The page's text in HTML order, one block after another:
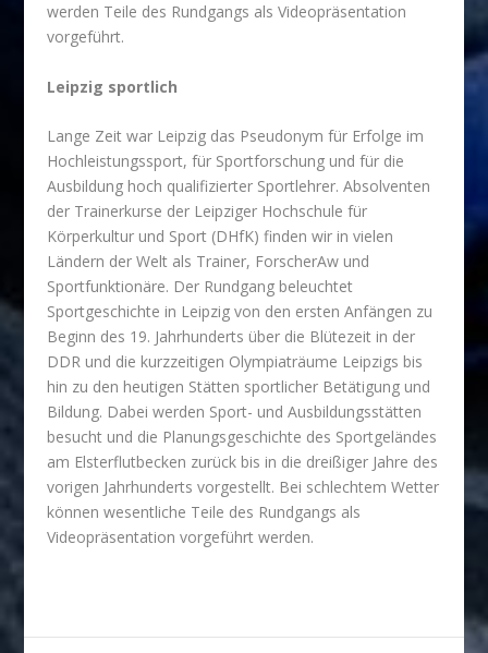
werden Teile des Rundgangs als Videopräsentation
vorgeführt.
Leipzig sportlich
Lange Zeit war Leipzig das Pseudonym für Erfolge im
Hochleistungssport, für Sportforschung und für die
Ausbildung hoch qualifizierter Sportlehrer. Absolventen
der Trainerkurse der Leipziger Hochschule für
Körperkultur und Sport (DHfK) finden wir in vielen
Ländern der Welt als Trainer, ForscherAw und
Sportfunktionäre. Der Rundgang beleuchtet
Sportgeschichte in Leipzig von den ersten Anfängen zu
Beginn des 19. Jahrhunderts über die Blütezeit in der
DDR und die kurzzeitigen Olympiaträume Leipzigs bis
hin zu den heutigen Stätten sportlicher Betätigung und
Bildung. Dabei werden Sport- und Ausbildungsstätten
besucht und die Planungsgeschichte des Sportgeländes
am Elsterflutbecken zurück bis in die dreißiger Jahre des
vorigen Jahrhunderts vorgestellt. Bei schlechtem Wetter
können wesentliche Teile des Rundgangs als
Videopräsentation vorgeführt werden.